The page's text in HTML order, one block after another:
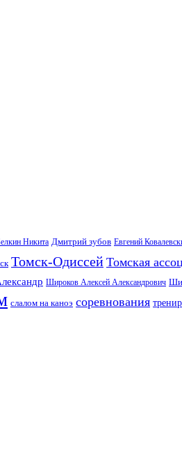
Никита Дмитрий зубов Евгений
Томск-Одиссей Томская
Широков Алексей Александрович
слалом на каноэ соревнования